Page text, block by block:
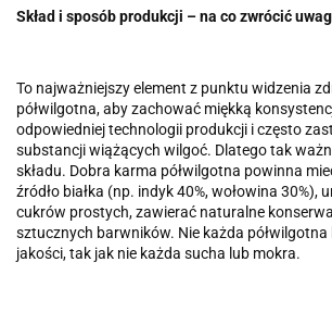
Skład i sposób produkcji – na co zwrócić
To najważniejszy element z punktu widzenia
półwilgotna, aby zachować miękką
odpowiedniej technologii produkcji i często
substancji wiążących wilgoć. Dlatego tak
składu. Dobra karma półwilgotna powinna
źródło białka (np. indyk 40%, wołowina 30%),
cukrów prostych, zawierać naturalne
sztucznych barwników. Nie każda
jakości, tak jak nie każda sucha lub mokra.